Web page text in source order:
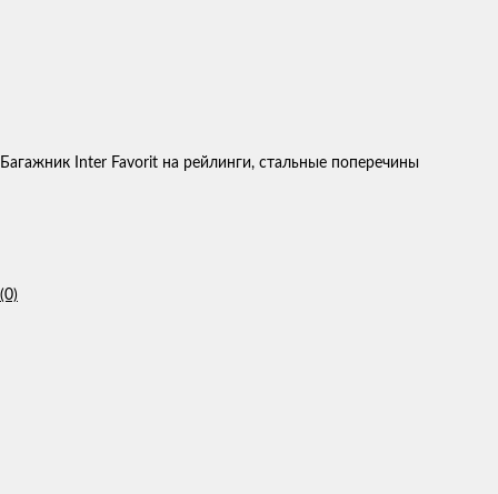
Багажник Inter Favorit на рейлинги, стальные поперечины
(0)